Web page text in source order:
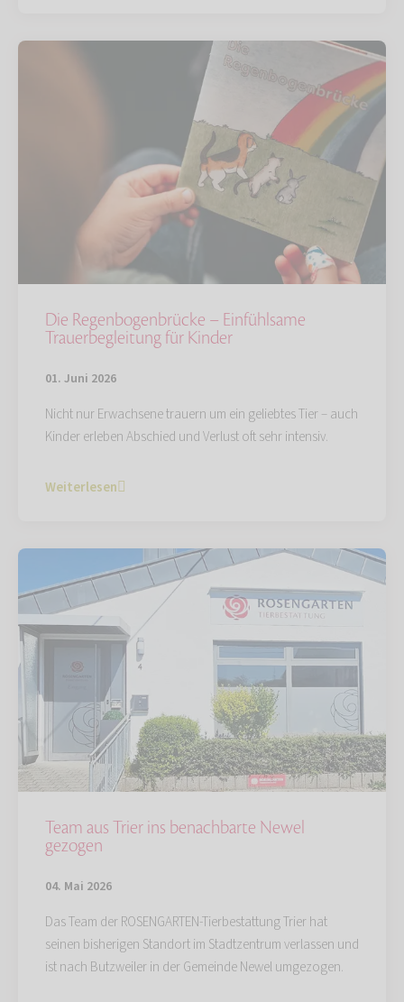
Die Regenbogenbrücke – Einfühlsame
Trauerbegleitung für Kinder
01. Juni 2026
Nicht nur Erwachsene trauern um ein geliebtes Tier – auch
Kinder erleben Abschied und Verlust oft sehr intensiv.
Weiterlesen
Team aus Trier ins benachbarte Newel
gezogen
04. Mai 2026
Das Team der ROSENGARTEN-Tierbestattung Trier hat
seinen bisherigen Standort im Stadtzentrum verlassen und
ist nach Butzweiler in der Gemeinde Newel umgezogen.